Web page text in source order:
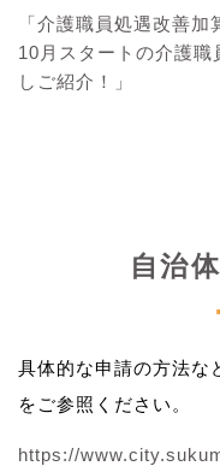
「介護職員処遇改善
10月スタートの介護職
しご紹介！」
自治
具体的な申請の方法な
をご参照ください。
https://